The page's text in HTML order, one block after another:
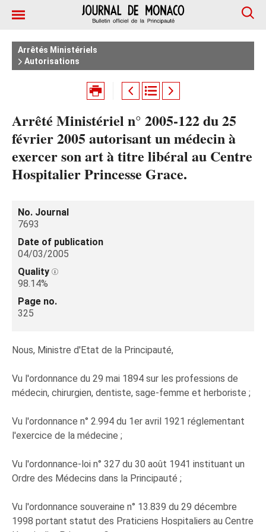
Arrêtés Ministériels
Autorisations
Arrêté Ministériel n° 2005-122 du 25
février 2005 autorisant un médecin à
exercer son art à titre libéral au Centre
Hospitalier Princesse Grace.
No. Journal
7693
Date of publication
04/03/2005
Quality
98.14%
Page no.
325
Nous, Ministre d'Etat de la Principauté,
Vu l'ordonnance du 29 mai 1894 sur les professions de
médecin, chirurgien, dentiste, sage-femme et herboriste ;
Vu l'ordonnance n° 2.994 du 1er avril 1921 réglementant
l'exercice de la médecine ;
Vu l'ordonnance-loi n° 327 du 30 août 1941 instituant un
Ordre des Médecins dans la Principauté ;
Vu l'ordonnance souveraine n° 13.839 du 29 décembre
1998 portant statut des Praticiens Hospitaliers au Centre